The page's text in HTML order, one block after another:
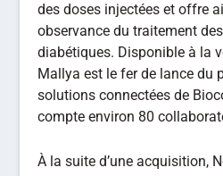
des doses injectées et offre
observance du traitement
diabétiques. Disponible à la
Mallya est le fer de lance du
solutions connectées de
compte environ 80
À la suite d’une acquisition,